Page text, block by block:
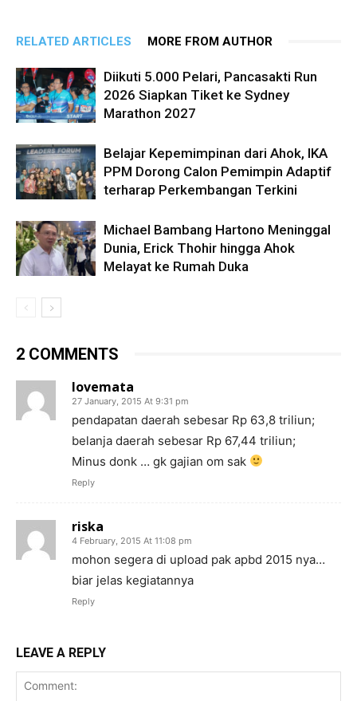
RELATED ARTICLES MORE FROM AUTHOR
Diikuti 5.000 Pelari, Pancasakti Run
2026 Siapkan Tiket ke Sydney
Marathon 2027
Belajar Kepemimpinan dari Ahok, IKA
PPM Dorong Calon Pemimpin Adaptif
terharap Perkembangan Terkini
Michael Bambang Hartono Meninggal
Dunia, Erick Thohir hingga Ahok
Melayat ke Rumah Duka
2 COMMENTS
lovemata
27 January, 2015 At 9:31 pm
pendapatan daerah sebesar Rp 63,8 triliun;
belanja daerah sebesar Rp 67,44 triliun;
Minus donk … gk gajian om sak
Reply
riska
4 February, 2015 At 11:08 pm
mohon segera di upload pak apbd 2015 nya…
biar jelas kegiatannya
Reply
LEAVE A REPLY